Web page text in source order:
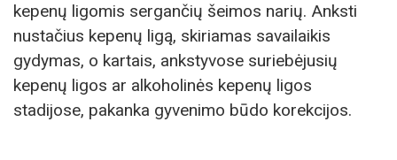
kepenų ligomis sergančių šeimos narių. Anksti
nustačius kepenų ligą, skiriamas savailaikis
gydymas, o kartais, ankstyvose suriebėjusių
kepenų ligos ar alkoholinės kepenų ligos
stadijose, pakanka gyvenimo būdo korekcijos.